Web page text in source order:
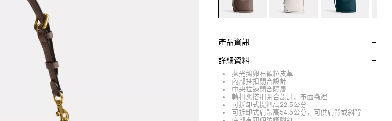
產品資訊
詳細資料
拋光鵝卵石顆粒皮革
內部搭扣閉合設計
中央拉鍊閉合隔層
轉扣與搭扣閉合設計、布面襯裡
可拆卸式提把高22.5公分
可拆卸式肩帶高54.5公分，可供肩背或斜背